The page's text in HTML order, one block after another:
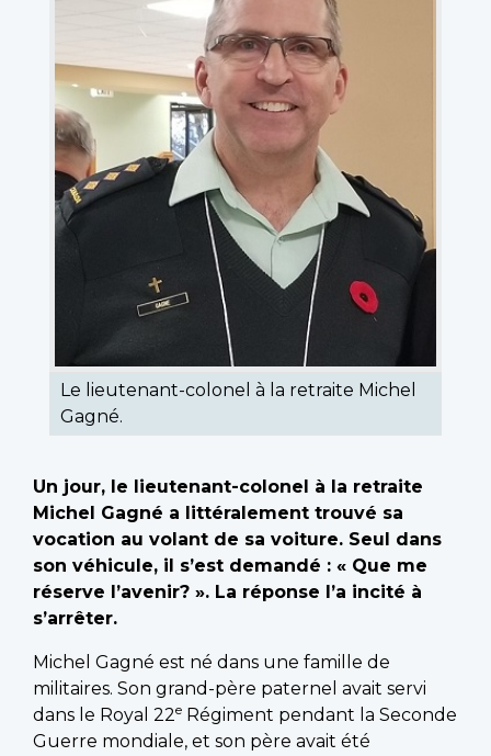
Le lieutenant-colonel à la retraite Michel
Gagné.
Un jour, le lieutenant-colonel à la retraite
Michel Gagné a littéralement trouvé sa
vocation au volant de sa voiture. Seul dans
son véhicule, il s’est demandé : « Que me
réserve l’avenir? ». La réponse l’a incité à
s’arrêter.
Michel Gagné est né dans une famille de
militaires. Son grand-père paternel avait servi
dans le Royal 22e Régiment pendant la Seconde
Guerre mondiale, et son père avait été